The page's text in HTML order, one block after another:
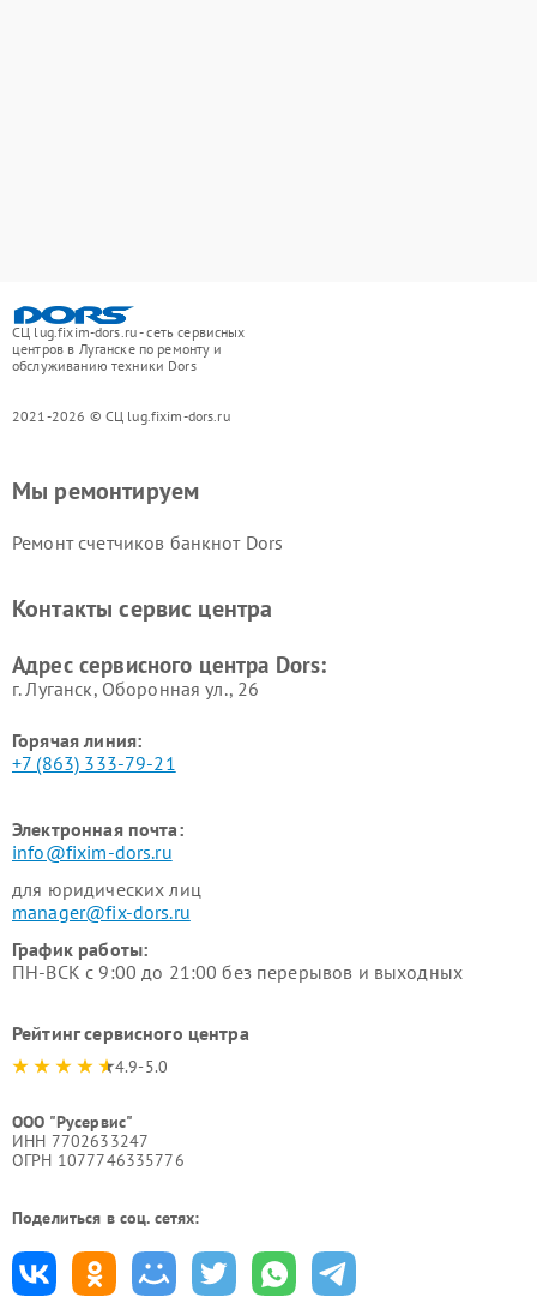
СЦ lug.fixim-dors.ru - сеть сервисных
центров в Луганске по ремонту и
обслуживанию техники Dors
2021-2026 © СЦ lug.fixim-dors.ru
Мы ремонтируем
Ремонт счетчиков банкнот Dors
Контакты сервис центра
Адрес сервисного центра Dors:
г. Луганск, Оборонная ул., 26
Горячая линия:
+7 (863) 333-79-21
Электронная почта:
info@fixim-dors.ru
для юридических лиц
manager@fix-dors.ru
График работы:
ПН-ВСК с 9:00 до 21:00 без перерывов и выходных
Рейтинг сервисного центра
4.9-5.0
ООО "Русервис"
ИНН 7702633247
ОГРН 1077746335776
Поделиться в соц. сетях: